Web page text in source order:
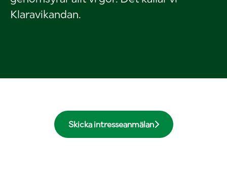
Klaravikandan.
Skicka intresseanmälan